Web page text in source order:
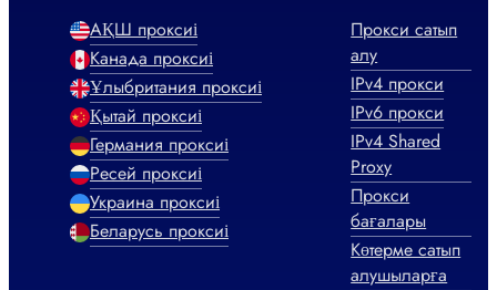
АҚШ проксиі
Канада проксиі
Ұлыбритания проксиі
Қытай проксиі
Германия проксиі
Ресей проксиі
Украина проксиі
Беларусь проксиі
Прокси сатып
алу
IPv4 прокси
IPv6 прокси
IPv4 Shared
Proxy
Прокси
бағалары
Көтерме сатып
алушыларға